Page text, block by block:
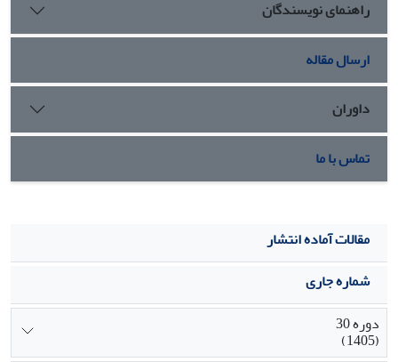
الکترونیک در سه مرحله‌ بررسی و شناسایی الزامات، استقرار و
توسعه حکمرانی خوب الکترونیک ارائه گردید.
راهنمای نویسندگان
ارسال مقاله
داوران
تماس با ما
مقالات آماده انتشار
شماره جاری
دوره 30
(1405)